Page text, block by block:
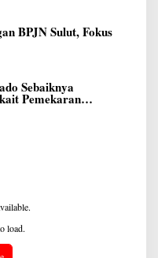
BPJN Sulut, Fokus
Sebaiknya
Pemekaran
load.